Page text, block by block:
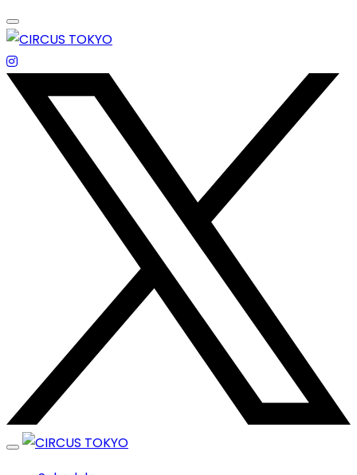
Skip
to
content
エンターテイメントスペース